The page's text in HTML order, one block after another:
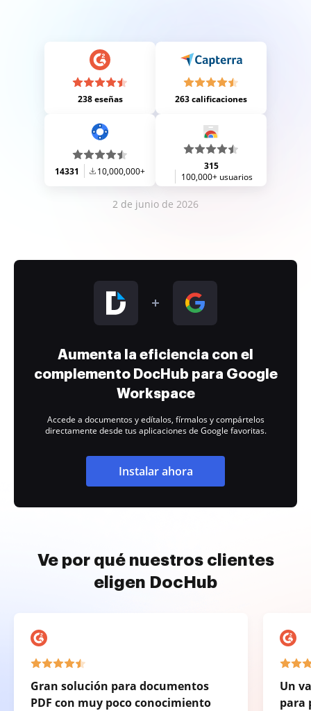
238 eseñas 263 calificaciones
14331 10,000,000+
315
100,000+ usuarios
2 de junio de 2026
Aumenta la eficiencia con el
complemento DocHub para Google
Workspace
Accede a documentos y edítalos, fírmalos y compártelos
directamente desde tus aplicaciones de Google favoritas.
Instalar ahora
Ve por qué nuestros clientes
eligen DocHub
Gran solución para documentos
PDF con muy poco conocimiento
Un
para